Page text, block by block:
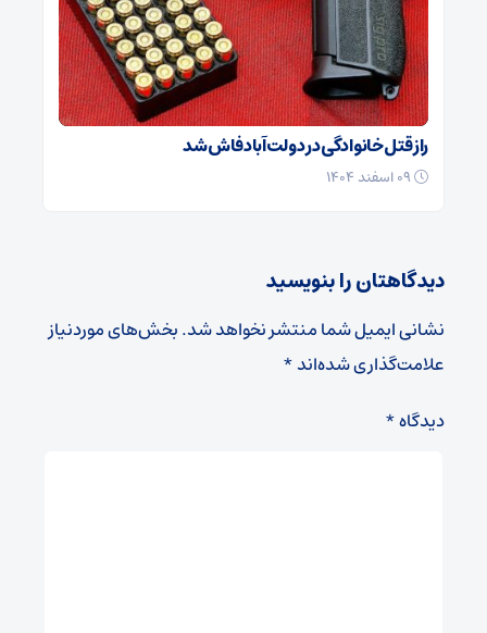
راز قتل خانوادگی در دولت‌آباد فاش شد
دیدگاهتان را بنویسید
نشانی ایمیل شما منتشر نخواهد شد.بخش‌های موردنیاز
علامت‌گذاری شده‌اند*
دیدگاه*